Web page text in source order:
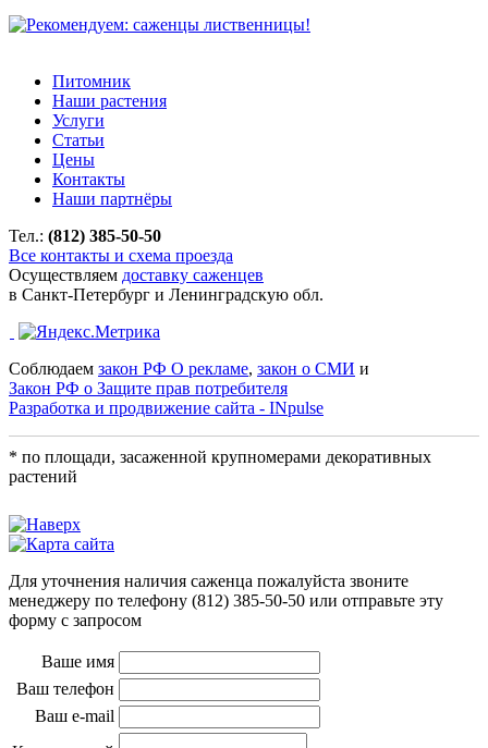
Питомник
Наши растения
Услуги
Статьи
Цены
Контакты
Наши партнёры
Тел.: (812) 385-50-50
Все контакты и схема проезда
Осуществляем доставку саженцев
в Санкт-Петербург и Ленинградскую обл.
Соблюдаем закон РФ О рекламе, закон о СМИ и
Закон РФ о Защите прав потребителя
Разработка и продвижение сайта - INpulse
* по площади, засаженной крупномерами декоративных
растений
Для уточнения наличия саженца пожалуйста звоните
менеджеру по телефону (812) 385-50-50 или отправьте эту
форму с запросом
Ваше имя
Ваш телефон
Ваш e-mail